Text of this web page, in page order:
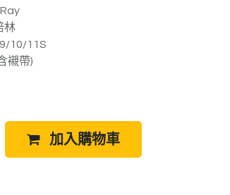
林
10/11S
襯帶)
加入購物車